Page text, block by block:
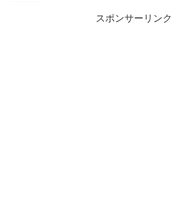
スポンサーリンク